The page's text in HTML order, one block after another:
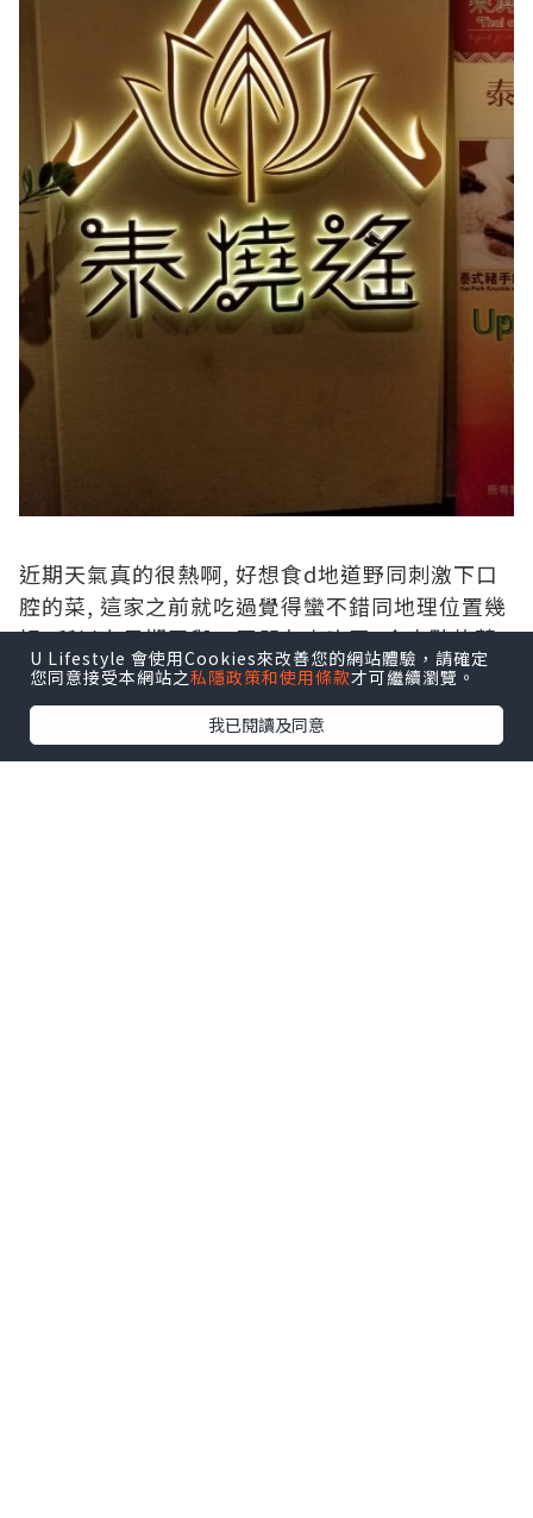
近期天氣真的很熱啊, 好想食d地道野同刺激下口
腔的菜, 這家之前就吃過覺得蠻不錯同地理位置幾
好, 所以上星期又與一眾朋友來吃了, 今次點的菜
式也有少少不同, 因為都有不少新款的~~~
U Lifestyle 會使用Cookies來改善您的網站體驗，請確定
您同意接受本網站之私隱政策和使用條款才可繼續瀏覽。
我已閱讀及同意